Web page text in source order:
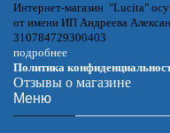
Интернет-магазин "Lucita"
от имени ИП Андреева
310784729300403
подробнее
Политика
Отзывы о магазине
Меню